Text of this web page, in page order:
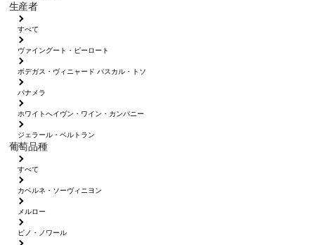
生産者
すべて
ヴァイングート・ピーロート
ボデガス・ヴィニャード パスカル・トソ
パナメラ
ホワイトへイヴン・ワイン・カンパニー
ジェラール・ベルトラン
葡萄品種
すべて
カベルネ・ソーヴィニヨン
メルロー
ピノ・ノワール